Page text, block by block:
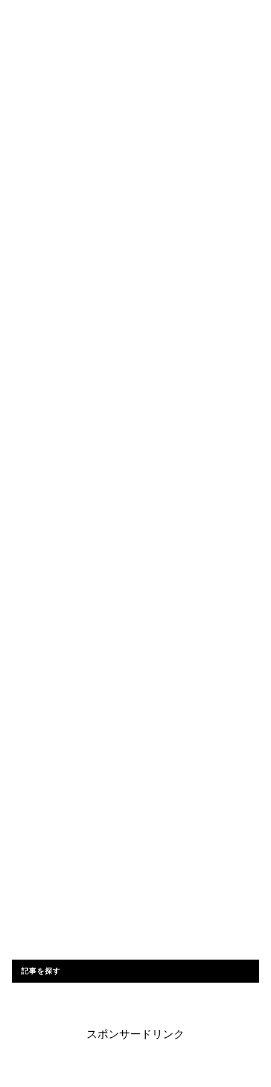
記事を探す
スポンサードリンク